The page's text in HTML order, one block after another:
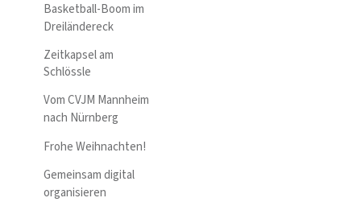
Basketball-Boom im
Dreiländereck
Zeitkapsel am
Schlössle
Vom CVJM Mannheim
nach Nürnberg
Frohe Weihnachten!
Gemeinsam digital
organisieren